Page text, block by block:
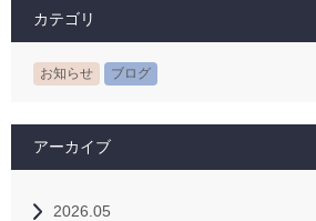
カテゴリ
お知らせ ブログ
アーカイブ
2026.05